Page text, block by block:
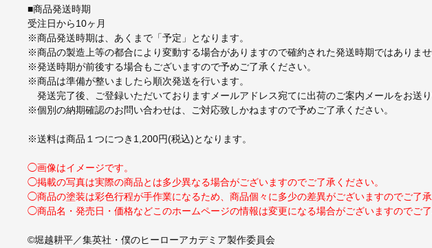
■商品発送時期
受注日から10ヶ月
※商品発送時期は、あくまで「予定」となります。
※商品の製造上等の都合により変動する場合がありますので確約された発送時期ではありませ
※発送時期が前後する場合もございますので予めご了承ください。
※商品は準備が整いましたら順次発送を行います。
発送完了後、ご登録いただいておりますメールアドレス宛てに出荷のご案内メールをお送り
※個別の納期確認のお問い合わせは、ご対応致しかねますので予めご了承ください。
※送料は商品１つにつき1,200円(税込)となります。
◯画像はイメージです。
◯掲載の写真は実際の商品とは多少異なる場合がございますのでご了承ください。
◯商品の塗装は彩色行程が手作業になるため、商品個々に多少の差異がございますのでご了承
◯商品名・発売日・価格などこのホームページの情報は変更になる場合がございますのでご了
©堀越耕平／集英社・僕のヒーローアカデミア製作委員会